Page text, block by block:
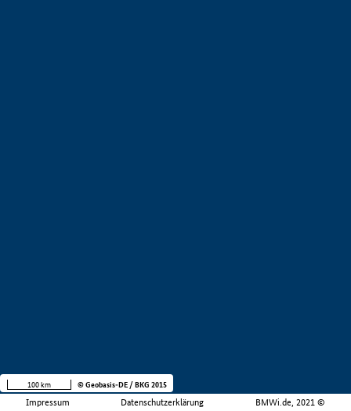
Impressum Datenschutzerklärung BMWi.de, 2021 ©
100 km © Geobasis-DE / BKG 2015